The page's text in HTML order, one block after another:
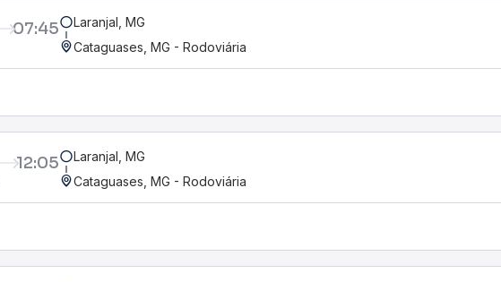
07:45
Laranjal, MG
Cataguases, MG - Rodoviária
12:05
Laranjal, MG
Cataguases, MG - Rodoviária